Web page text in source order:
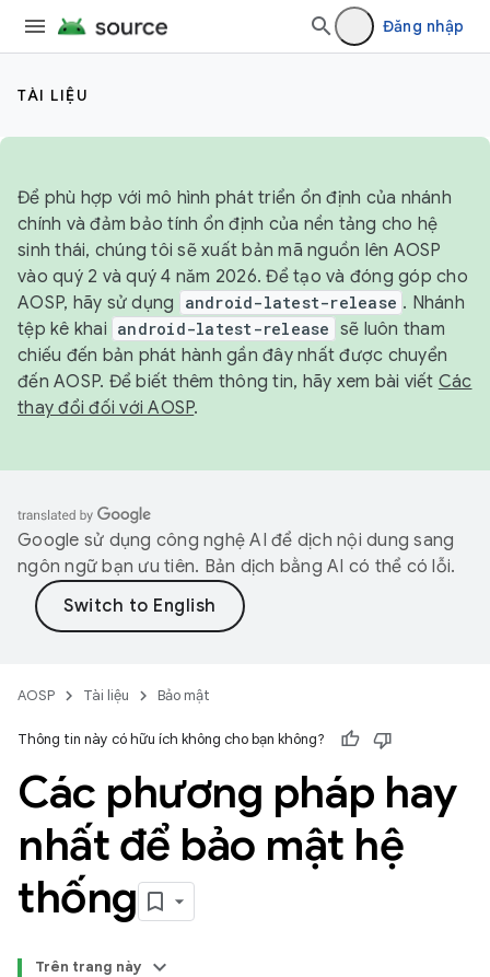
Đăng nhập
TÀI LIỆU
Để phù hợp với mô hình phát triển ổn định của nhánh
chính và đảm bảo tính ổn định của nền tảng cho hệ
sinh thái, chúng tôi sẽ xuất bản mã nguồn lên AOSP
vào quý 2 và quý 4 năm 2026. Để tạo và đóng góp cho
AOSP, hãy sử dụng
android-latest-release . Nhánh
tệp kê khai android-latest-release sẽ luôn tham
chiếu đến bản phát hành gần đây nhất được chuyển
đến AOSP. Để biết thêm thông tin, hãy xem bài viết Các
thay đổi đối với AOSP.
Google sử dụng công nghệ AI để dịch nội dung sang
ngôn ngữ bạn ưu tiên. Bản dịch bằng AI có thể có lỗi.
AOSP Tài liệu Bảo mật
Thông tin này có hữu ích không cho bạn không?
Các phương pháp hay
nhất để bảo mật hệ
thống
Trên trang này